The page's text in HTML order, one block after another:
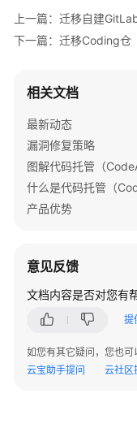
理
资
池
购
买
新
建
置
项
目
环
境
上一篇：迁移自建
下一篇：迁移Coding仓
相关文档
最新动态
漏洞修复策略
图解代码托管（
什么是代码托管（
产品优势
意见反馈
文档内容是否对您有
提
如您有其它疑问，您也
云宝助手提问
云社区